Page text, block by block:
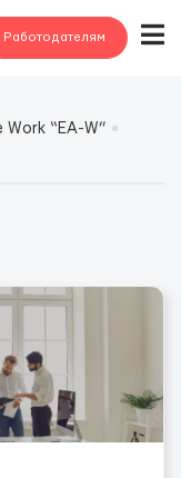
Работодателям
Work “EA-W”